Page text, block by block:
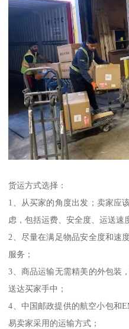
货运方式选择：
1、从买家的角度出发；卖家应
虑，包括运费、安全度、运送速
2、尽量在满足物品安全度和速
服务；
3、商品运输无需精美的外包装
送达买家手中；
4、中国邮政提供的航空小包和
易卖家采用的运输方式；